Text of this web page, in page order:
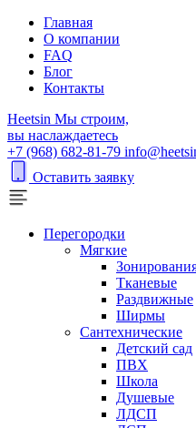
Главная
О компании
FAQ
Блог
Контакты
Heetsin Мы строим,
вы наслаждаетесь
+7 (968) 682-81-79
Оставить заявку
Перегородки
Мягкие
Тканевые
Раздвижные
Ширмы
Сантехнические
Детский сад
ПВХ
Школа
Душевые
ЛДСП